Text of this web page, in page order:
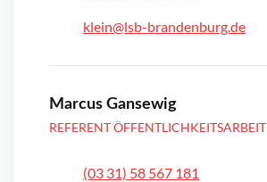
klein@lsb-brandenburg.de
Marcus Gansewig
REFERENT ÖFFENTLICHKEITSARBEIT
(03 31) 58 567 181